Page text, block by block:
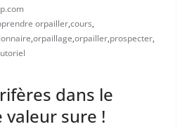
orpailler,cours,
,orpaillage,orpailler,prospecter,
dans le
valeur sure !